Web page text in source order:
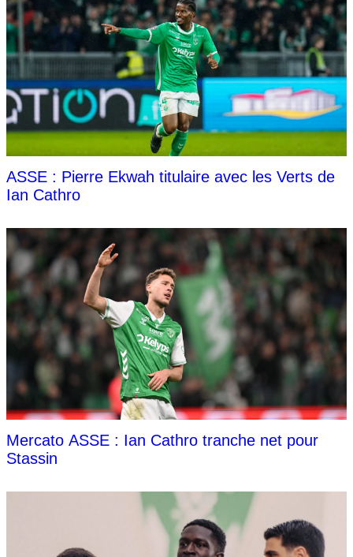
ASSE : Pierre Ekwah titulaire avec les Verts de
Ian Cathro
Mercato ASSE : Ian Cathro tranche net pour
Stassin